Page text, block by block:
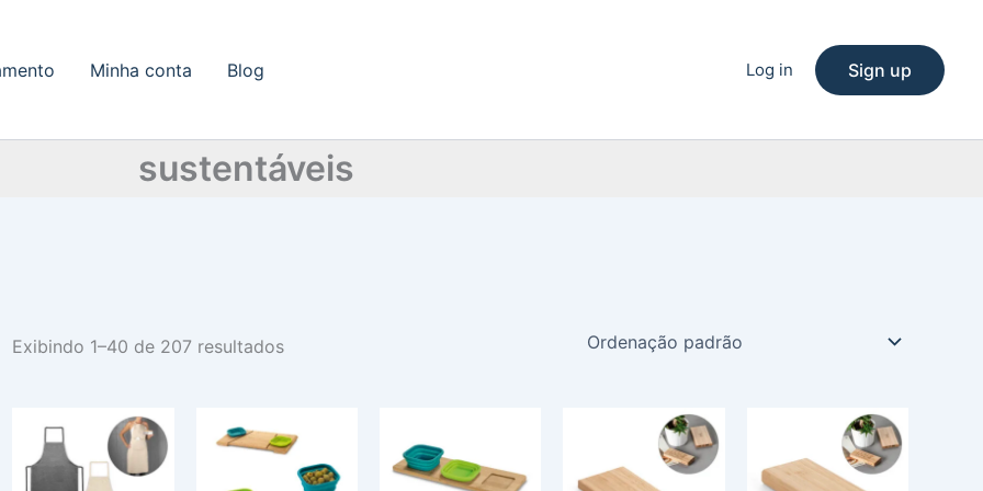
Minha conta Blog Log in Sign up
sustentáveis
Exibindo 1–40 de 207 resultados